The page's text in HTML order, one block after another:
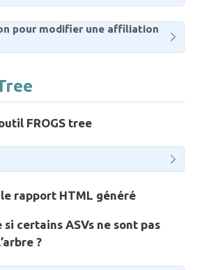
pour modifier une affiliation
FROGS tree
rapport HTML généré
si certains ASVs ne sont pas
?